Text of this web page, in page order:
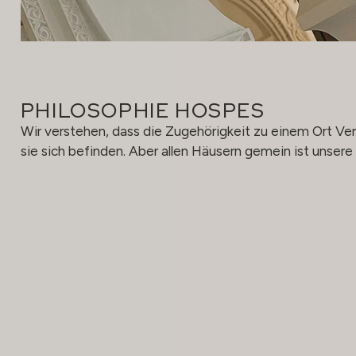
PHILOSOPHIE HOSPES
Wir verstehen, dass die Zugehörigkeit zu einem Ort
sie sich befinden. Aber allen Häusern gemein ist